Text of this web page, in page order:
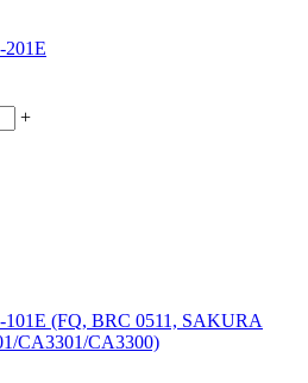
+
(FQ, BRC 0511, SAKURA
CA3301/CA3300)